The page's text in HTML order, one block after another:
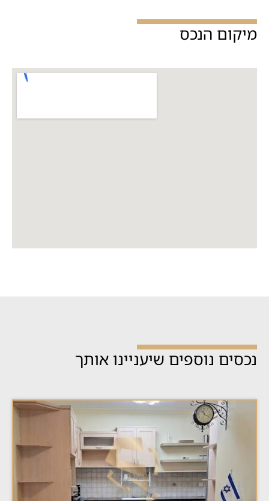
מיקום הנכס
נכסים נוספים שיעניינו אותך